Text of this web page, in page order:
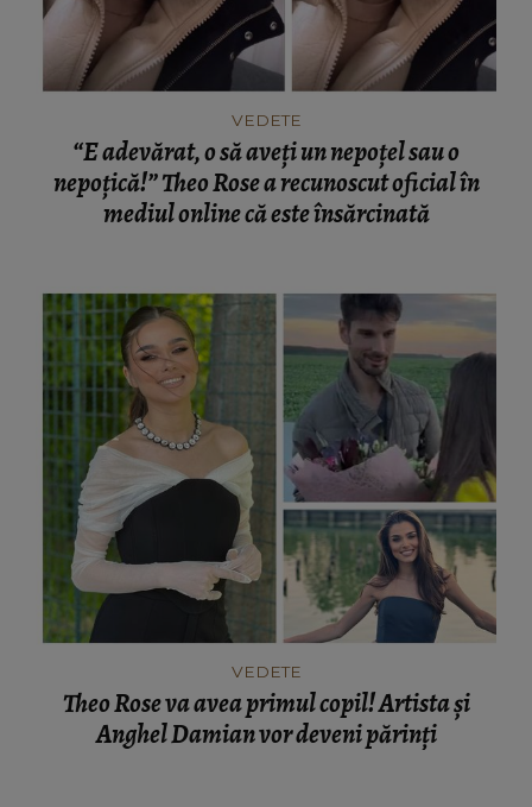
VEDETE
“E adevărat, o să aveți un nepoțel sau o
nepoțică!” Theo Rose a recunoscut oficial în
mediul online că este însărcinată
VEDETE
Theo Rose va avea primul copil! Artista și
Anghel Damian vor deveni părinți